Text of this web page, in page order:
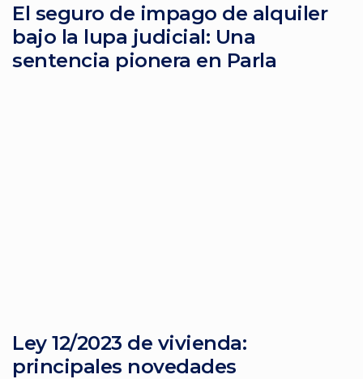
El seguro de impago de alquiler
bajo la lupa judicial: Una
sentencia pionera en Parla
Ley 12/2023 de vivienda:
principales novedades